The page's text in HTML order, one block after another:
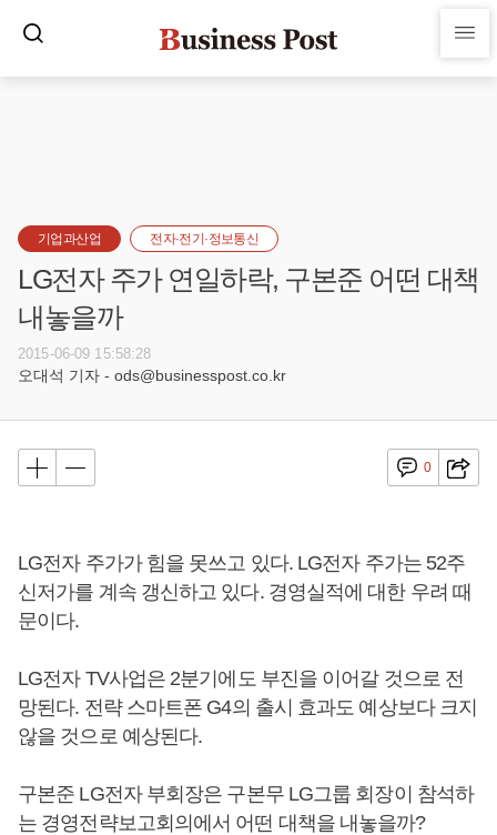
기업과산업 전자·전기·정보통신
LG전자 주가 연일하락, 구본준 어떤 대책
내놓을까
2015-06-09 15:58:28
오대석 기자 - ods@businesspost.co.kr
0
LG전자 주가가 힘을 못쓰고 있다. LG전자 주가는 52주
신저가를 계속 갱신하고 있다. 경영실적에 대한 우려 때
문이다.
LG전자 TV사업은 2분기에도 부진을 이어갈 것으로 전
망된다. 전략 스마트폰 G4의 출시 효과도 예상보다 크지
않을 것으로 예상된다.
구본준 LG전자 부회장은 구본무 LG그룹 회장이 참석하
는 경영전략보고회의에서 어떤 대책을 내놓을까?